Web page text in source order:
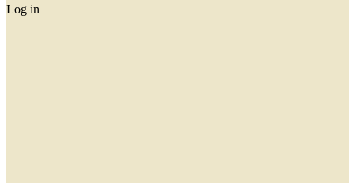
Log in